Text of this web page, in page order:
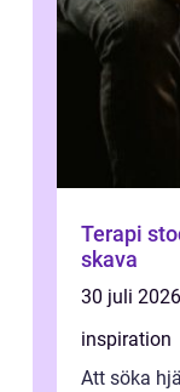
Terapi stockholm
skava
30 juli 2026
inspiration
Att söka